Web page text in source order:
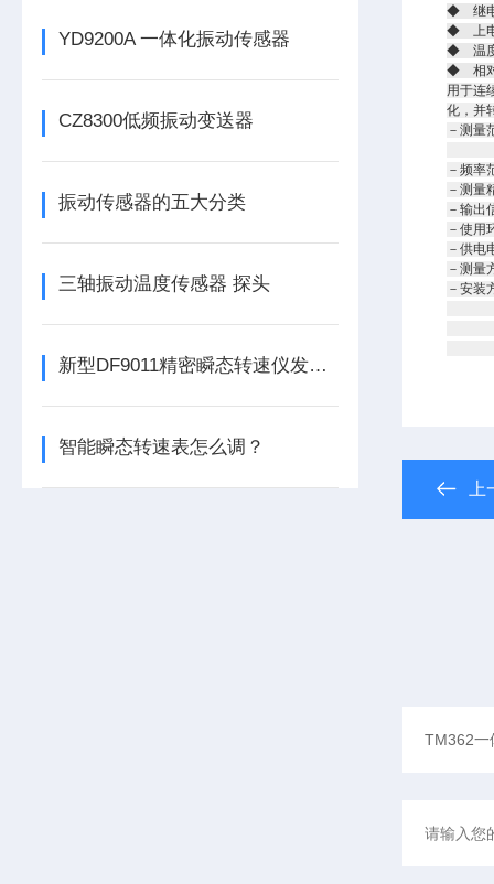
YD9200A 一体化振动传感器
CZ8300低频振动变送器
振动传感器的五大分类
三轴振动温度传感器 探头
新型DF9011精密瞬态转速仪发布，为工业转速监测带来革新
智能瞬态转速表怎么调？
◆ 继电
◆ 上电
◆ 温度
◆ 相对
用于连
化，并
－测量
－频率
－测量
－输出
－使用
－供电
－测量
－安装